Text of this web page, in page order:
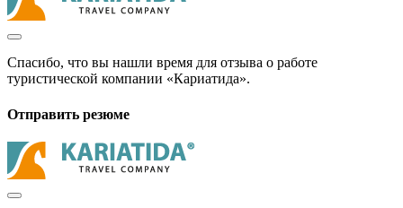
Спасибо, что вы нашли время для отзыва о работе
туристической компании «Кариатида».
Отправить резюме